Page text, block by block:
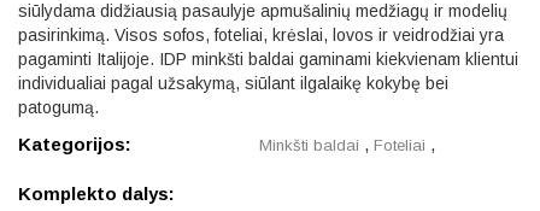
siūlydama didžiausią pasaulyje apmušalinių medžiagų ir modelių
pasirinkimą. Visos sofos, foteliai, krėslai, lovos ir veidrodžiai yra
pagaminti Italijoje. IDP minkšti baldai gaminami kiekvienam klientui
individualiai pagal užsakymą, siūlant ilgalaikę kokybę bei
patogumą.
Kategorijos: Minkšti baldai , Foteliai ,
Komplekto dalys: